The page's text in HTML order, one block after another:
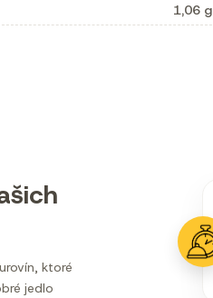
1,06 g
ktoré
jedlo